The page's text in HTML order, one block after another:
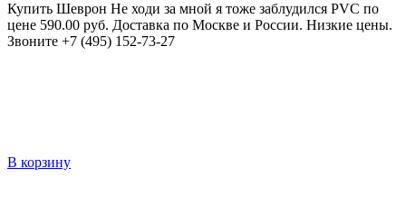
Купить Шеврон Не ходи за мной я тоже заблудился PVC по
цене 590.00 руб. Доставка по Москве и России. Низкие цены.
Звоните +7 (495) 152-73-27
В корзину